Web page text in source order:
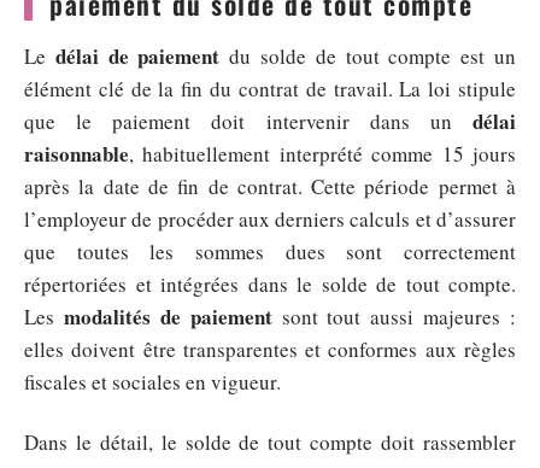
Le délai de paiement du solde de tout compte est un
élément clé de la fin du contrat de travail. La loi stipule
que le paiement doit intervenir dans un délai
raisonnable, habituellement interprété comme 15 jours
après la date de fin de contrat. Cette période permet à
l’employeur de procéder aux derniers calculs et d’assurer
que toutes les sommes dues sont correctement
répertoriées et intégrées dans le solde de tout compte.
Les modalités de paiementsont tout aussi majeures :
elles doivent être transparentes et conformes aux règles
fiscales et sociales en vigueur.
Dans le détail, le solde de tout compte doit rassembler